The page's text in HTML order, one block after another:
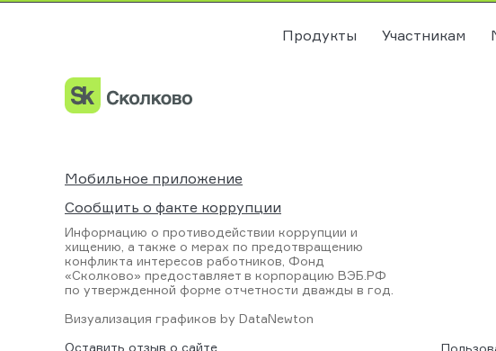
Продукты Участникам
Мобильное приложение
Сообщить о факте коррупции
Информацию о противодействии коррупции и
хищению, а также о мерах по предотвращению
конфликта интересов работников, Фонд
«Сколково» предоставляет в корпорацию ВЭБ.РФ
по утвержденной форме отчетности дважды в год.
Визуализация графиков by DataNewton
Оставить отзыв о сайте